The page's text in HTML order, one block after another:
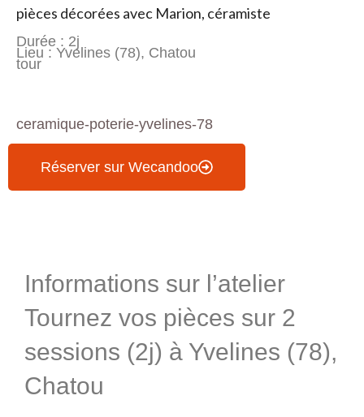
pièces décorées avec Marion, céramiste
Durée : 2j
Lieu : Yvelines (78), Chatou
tour
ceramique-poterie-yvelines-78
Réserver sur Wecandoo
Informations sur l’atelier
Tournez vos pièces sur 2
sessions (2j) à Yvelines (78),
Chatou